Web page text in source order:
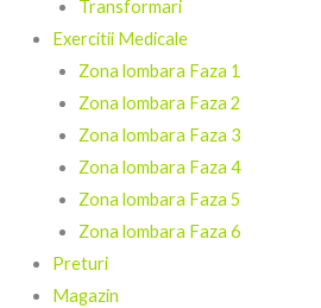
Transformari
Exercitii Medicale
Zona lombara Faza 1
Zona lombara Faza 2
Zona lombara Faza 3
Zona lombara Faza 4
Zona lombara Faza 5
Zona lombara Faza 6
Preturi
Magazin